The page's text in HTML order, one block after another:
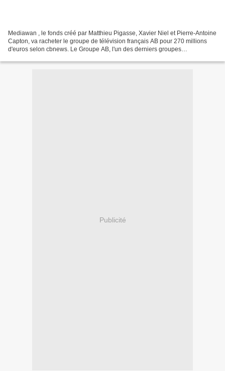
Mediawan , le fonds créé par Matthieu Pigasse, Xavier Niel et Pierre-Antoine
Capton, va racheter le groupe de télévision français AB pour 270 millions
d'euros selon cbnews. Le Groupe AB, l'un des derniers groupes
Publicité